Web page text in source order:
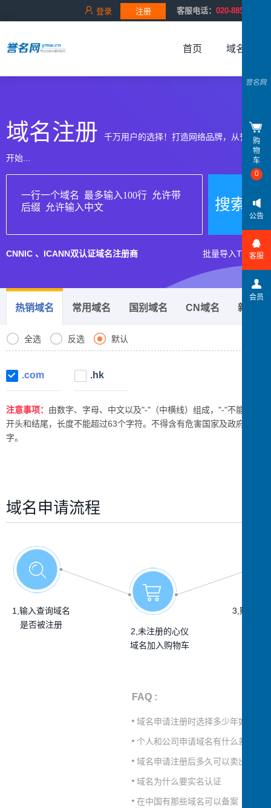
登录 注册 客服电话： 020-88528343
首页 域名服务
域名注册 千万用户的选择！打造网络品牌，从誉名网
开始...
搜索域
名
CNNIC 、ICANN双认证域名注册商 批量导入TXT
热销域名 常用域名 国别域名 CN域名 新后缀
 全选  反选  默认
.com .hk
注意事项： 由数字、字母、中文以及"-"（中横线）组成，"-"不能用作
开头和结尾，长度不能超过63个字符。不得含有危害国家及政府的文
字。
域名申请流程
1,输入查询域名
是否被注册
2,未注册的心仪
域名加入购物车
3,购物车
FAQ :
域名申请注册时选择多少年好
个人和公司申请域名有什么差别
域名申请注册后多久可以卖出
域名为什么要实名认证
在中国有那些域名可以备案
购
物
车
0
公告
客服
会员